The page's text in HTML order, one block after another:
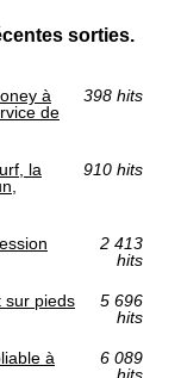
sorties.
à
de
398 hits
la
910 hits
2 413
hits
sur pieds
5 696
hits
à
6 089